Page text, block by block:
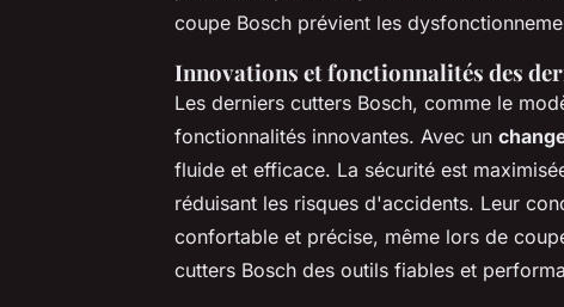
coupe Bosch prévient les
Innovations et fonctionnalités des
Les derniers cutters Bosch, comme le
fonctionnalités innovantes. Avec un
fluide et efficace. La sécurité est
réduisant les risques d'accidents. Leur
confortable et précise, même lors de
cutters Bosch des outils fiables et